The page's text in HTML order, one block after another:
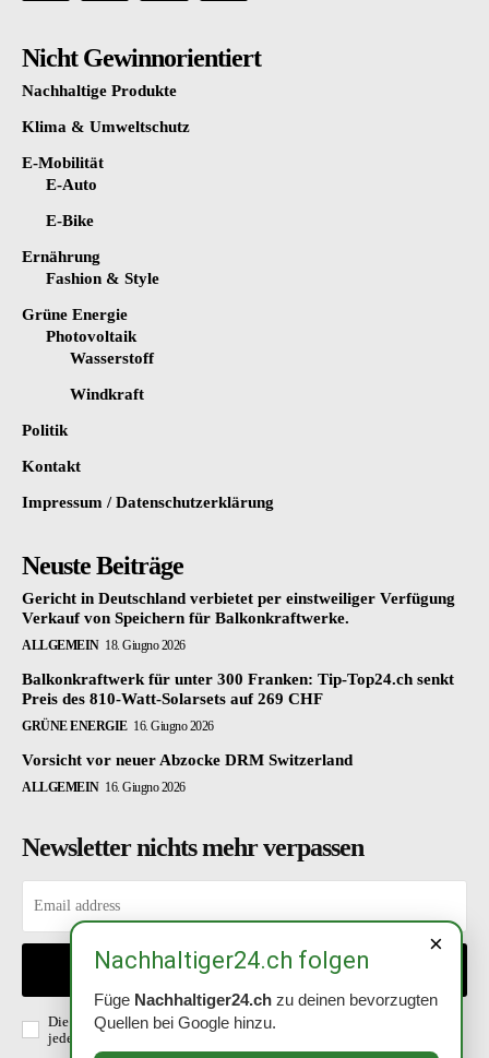
Nicht Gewinnorientiert
Nachhaltige Produkte
Klima & Umweltschutz
E-Mobilität
E-Auto
E-Bike
Ernährung
Fashion & Style
Grüne Energie
Photovoltaik
Wasserstoff
Windkraft
Politik
Kontakt
Impressum / Datenschutzerklärung
Neuste Beiträge
Gericht in Deutschland verbietet per einstweiliger Verfügung
Verkauf von Speichern für Balkonkraftwerke.
ALLGEMEIN 18. Giugno 2026
Balkonkraftwerk für unter 300 Franken: Tip-Top24.ch senkt
Preis des 810-Watt-Solarsets auf 269 CHF
GRÜNE ENERGIE 16. Giugno 2026
Vorsicht vor neuer Abzocke DRM Switzerland
ALLGEMEIN 16. Giugno 2026
Newsletter nichts mehr verpassen
EINTRAGEN
Die Richtlinien habe ich gelesen und akzeptiert. Abmeldung ist
jederzeit möglich.
Datenschutzerklärung
×
Nachhaltiger24.ch folgen
Füge Nachhaltiger24.ch zu deinen bevorzugten
Quellen bei Google hinzu.